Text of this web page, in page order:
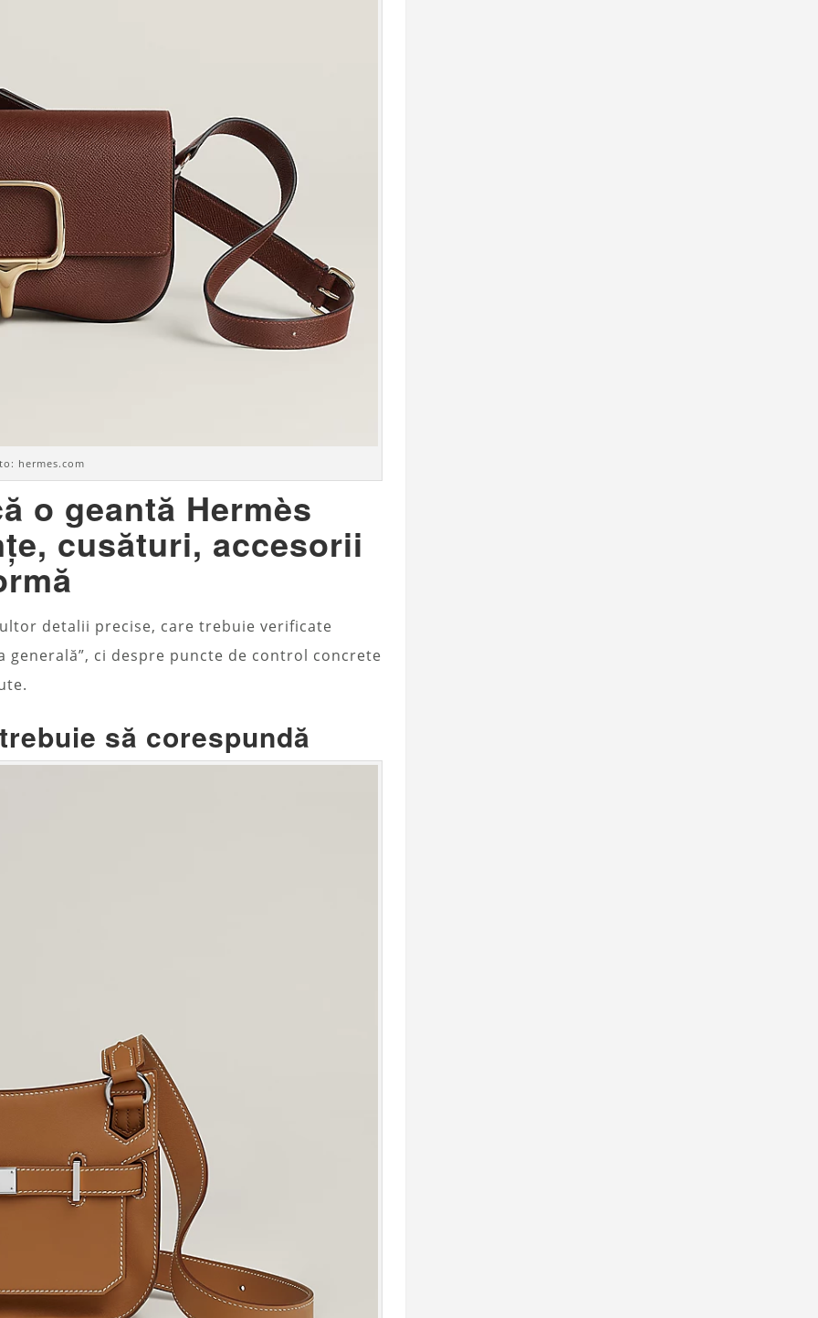
hermes.com
o geantă Hermès
cusături, accesorii
detalii precise, care trebuie verificate
generală”, ci despre puncte de control concrete
să corespundă